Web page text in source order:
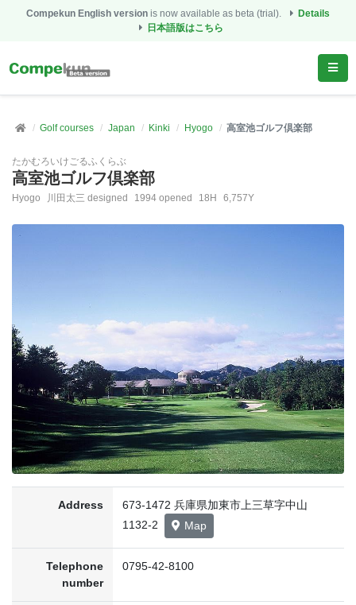
Compekun English version is now available as beta (trial).
Details
日本語版はこちら
Golf courses Japan Kinki Hyogo 高室池ゴルフ倶楽部
たかむろいけごるふくらぶ
高室池ゴルフ倶楽部
Hyogo 川田太三 designed 1994 opened 18H 6,757Y
Address
673-1472 兵庫県加東市上三草字中山
1132-2
Map
Telephone
number
0795-42-8100